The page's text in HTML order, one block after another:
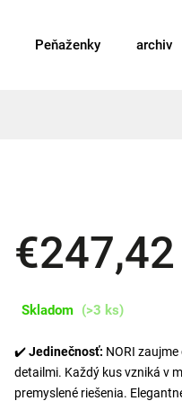
Peňaženky archiv
€247,42
Skladom (>3 ks)
✔️Jedinečnosť: NORI
detailmi. Každý kus vzniká v
premyslené riešenia.